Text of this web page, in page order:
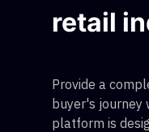
retail
Provide a
buyer's journey
platform is